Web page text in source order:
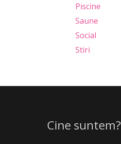
Piscine
Saune
Social
Stiri
Cine suntem?